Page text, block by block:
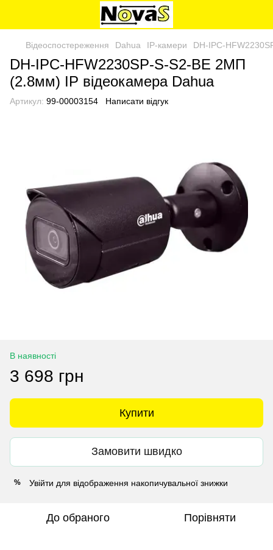
Відеоспостереження Dahua IP-камери DH-IPC-
DH-IPC-HFW2230SP-S-S2-BE 2МП
(2.8мм) IP відеокамера Dahua
Артикул: 99-00003154 Написати відгук
В наявності
3 698 грн
Купити
Замовити швидко
% Увійти для відображення накопичувальної знижки
До обраного Порівняти